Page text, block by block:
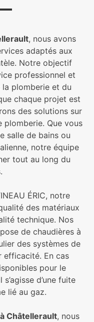
, nous avons
adaptés aux
Notre objectif
professionnel et
plomberie et du
chaque projet est
des solutions sur
plomberie. Que vous
salle de bains ou
notre équipe
tout au long du
ÉRIC, notre
des matériaux
technique. Nos
de chaudières à
des systèmes de
efficacité. En cas
pour le
d’une fuite
lié au gaz.
à Châtellerault, nous